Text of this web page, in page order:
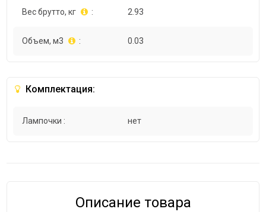
Вес брутто, кг : 2.93
Объем, м3 : 0.03
Комплектация:
Лампочки : нет
Описание товара